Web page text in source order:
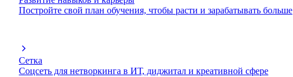
Постройте свой план обучения, чтобы расти и зарабатывать больше
Сетка
Соцсеть для нетворкинга в ИТ, диджитал и креативной сфере